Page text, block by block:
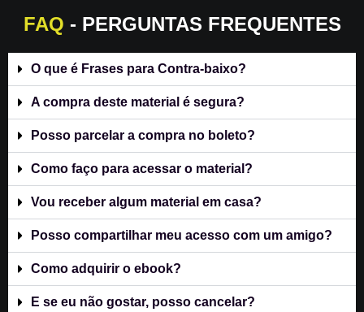
FAQ - PERGUNTAS FREQUENTES
O que é Frases para Contra-baixo?
A compra deste material é segura?
Posso parcelar a compra no boleto?
Como faço para acessar o material?
Vou receber algum material em casa?
Posso compartilhar meu acesso com um amigo?
Como adquirir o ebook?
E se eu não gostar, posso cancelar?